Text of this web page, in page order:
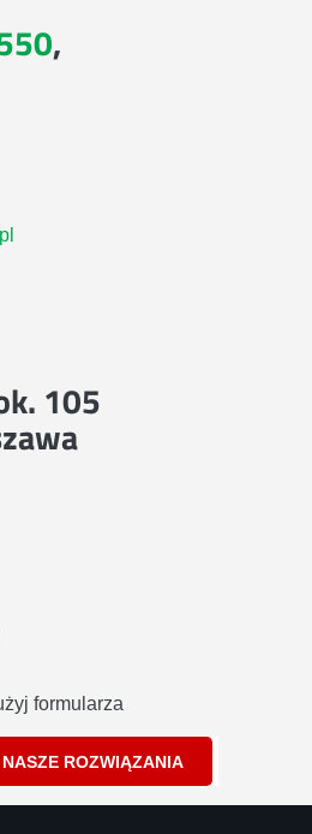
,
105
formularza
ROZWIĄZANIA